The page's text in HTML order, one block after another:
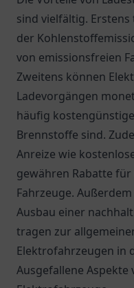
sind vielfältig.
der
von emissionsfreien
Zweitens können
Ladevorgängen
häufig
Brennstoffe sind.
Anreize wie
gewähren Rabatte
Fahrzeuge.
Ausbau einer
tragen zur
Elektrofahrzeugen in
Ausgefallene